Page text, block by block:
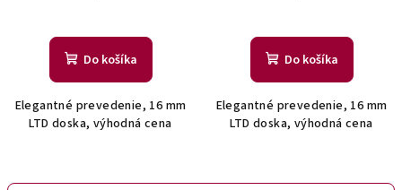
Do košíka
Elegantné prevedenie, 16 mm
LTD doska, výhodná cena
Do košíka
Elegantné prevedenie, 16 mm
LTD doska, výhodná cena